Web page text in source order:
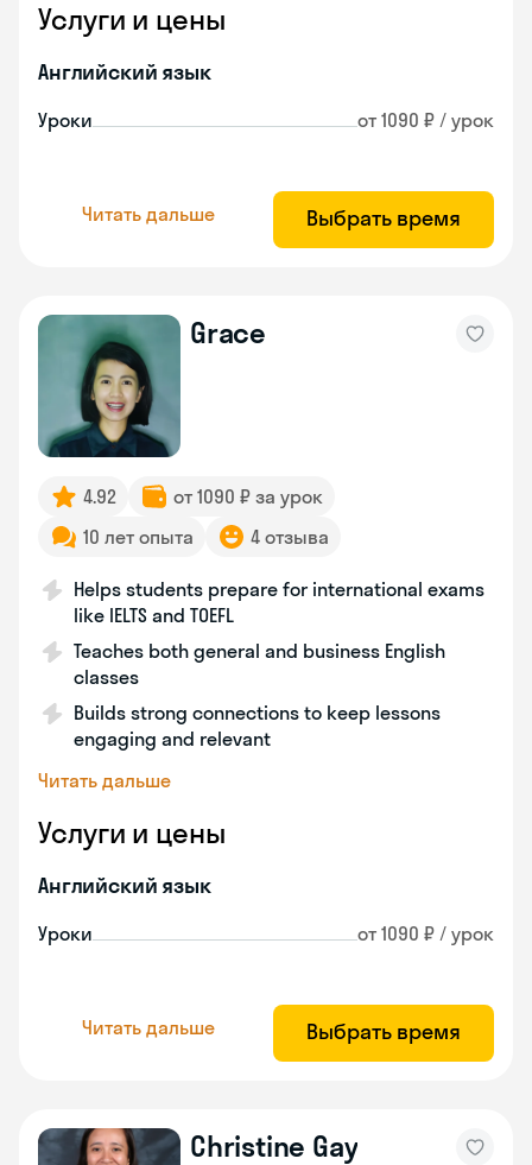
Услуги и цены
Английский язык
Уроки от 1090 ₽ / урок
Читать дальше Выбрать время
Grace
4.92
от 1090 ₽ за урок
10 лет опыта
4 отзыва
Helps students prepare for international exams
like IELTS and TOEFL
Teaches both general and business English
classes
Builds strong connections to keep lessons
engaging and relevant
Читать дальше
Услуги и цены
Английский язык
Уроки от 1090 ₽ / урок
Читать дальше Выбрать время
Christine Gay